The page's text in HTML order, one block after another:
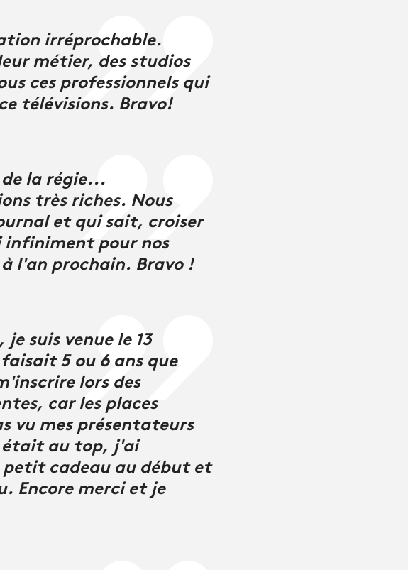
irréprochable.
métier, des studios
ces professionnels qui
télévisions. Bravo!
la régie...
très riches. Nous
et qui sait, croiser
infiniment pour nos
l'an prochain. Bravo !
suis venue le 13
5 ou 6 ans que
lors des
car les places
vu mes présentateurs
était au top, j'ai
petit cadeau au début et
Encore merci et je